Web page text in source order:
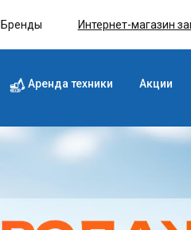
Бренды Интернет-магазин
Аренда техники Акции